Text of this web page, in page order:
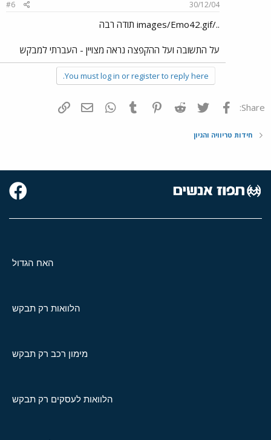
30/12/04
#6
../images/Emo42.gif תודה רבה
על התשובה ועל ההקפצה נראה מצויין - העברתי למבקש
You must log in or register to reply here.
Share: פייסבוק Twitter
Reddit
Pinterest
Tumblr
WhatsAppדואר אלקטרוני
חידות טריוויה והגיון
האח הגדול
הלוואות רק תבקש
מימון רכב רק תבקש
הלוואות לעסקים רק תבקש